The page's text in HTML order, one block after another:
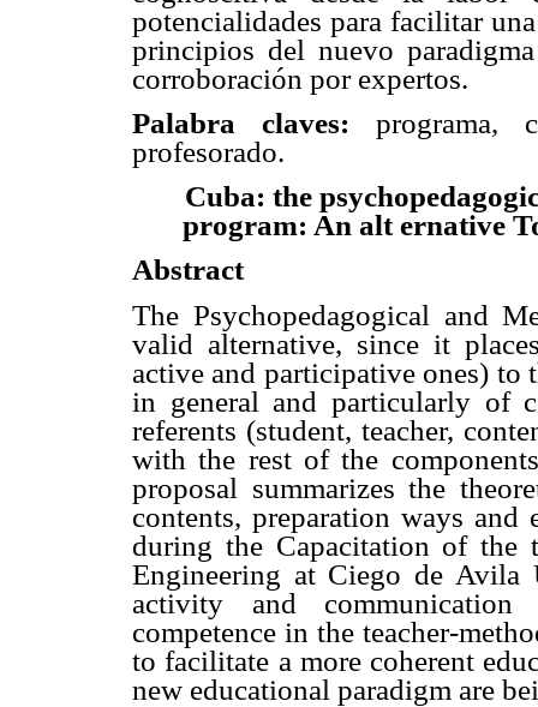
potencialidades para facilitar
principios del nuevo
corroboración por expertos.
Palabra claves: programa,
profesorado.
Cuba: the
program: An alt ernative
Abstract
The Psychopedagogical and
valid alternative, since it
active and participative ones) to
in general and particularly of
referents (student, teacher,
with the rest of the
proposal summarizes the
contents, preparation ways
during the Capacitation of the
Engineering at Ciego de Avila
activity and
competence in the teacher-
to facilitate a more coherent
new educational paradigm are